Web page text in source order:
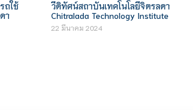
ถใช้
า
วีดิทัศน์สถาบันเทคโนโลยีจิตรลดา
Chitralada Technology Institute
22 มีนาคม 2024